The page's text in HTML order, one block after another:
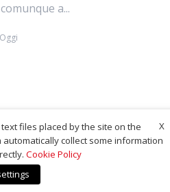
a...
X
files placed by the site on the
collect some information
Cookie Policy